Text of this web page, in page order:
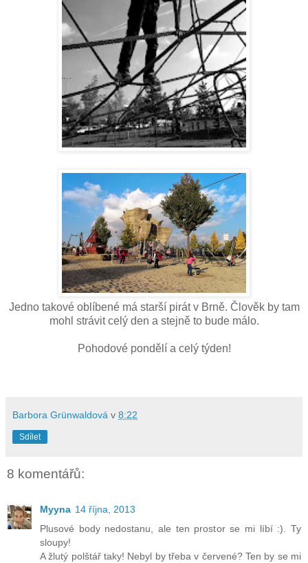
Jedno takové oblíbené má starší pirát v Brně. Člověk by tam
mohl strávit celý den a stejně to bude málo.
Pohodové pondělí a celý týden!
Barbora Grünwaldová v 8:22
Sdílet
8 komentářů:
Myyna 14 října, 2013
Plusové body nedostanu, ale ten prostor se mi líbí :). Ty
sloupy!
A žlutý polštář taky! Nebyl by třeba v červené? Ten by se mi